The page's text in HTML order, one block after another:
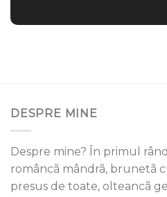
DESPRE MINE
Despre mine? În primul
româncã mândrã, brunetã
presus de toate, olteancã